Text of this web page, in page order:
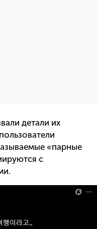
детали их
«парные
с